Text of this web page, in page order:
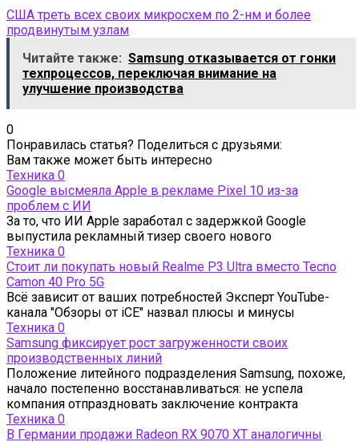
США треть всех своих микросхем по 2-нм и более
продвинутым узлам
Читайте также: Samsung отказывается от гонки
техпроцессов, переключая внимание на
улучшение производства
0
Понравилась статья? Поделиться с друзьями:
Вам также может быть интересно
Техника 0
Google высмеяла Apple в рекламе Pixel 10 из-за
проблем с ИИ
За то, что ИИ Apple заработал с задержкой Google
выпустила рекламный тизер своего нового
Техника 0
Стоит ли покупать новый Realme P3 Ultra вместо Tecno
Camon 40 Pro 5G
Всё зависит от ваших потребностей Эксперт YouTube-
канала "Обзоры от iCE" назвал плюсы и минусы
Техника 0
Samsung фиксирует рост загруженности своих
производственных линий
Положение литейного подразделения Samsung, похоже,
начало постепенно восстанавливаться: не успела
компания отпраздновать заключение контракта
Техника 0
В Германии продажи Radeon RX 9070 XT аналогичны